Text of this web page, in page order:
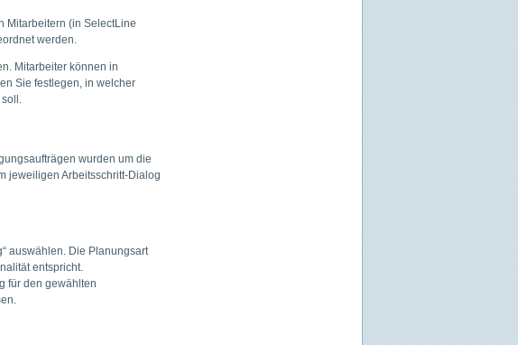
Mitarbeitern (in SelectLine
werden.
Mitarbeiter können in
Sie festlegen, in welcher
wurden um die
jeweiligen Arbeitsschritt-Dialog
auswählen. Die Planungsart
entspricht.
für den gewählten